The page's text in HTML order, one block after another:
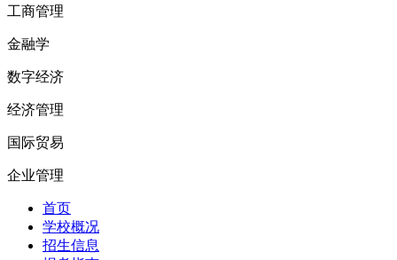
工商管理
金融学
数字经济
经济管理
国际贸易
企业管理
首页
学校概况
招生信息